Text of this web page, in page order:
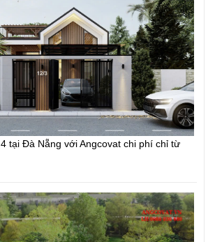
tại Đà Nẵng với Angcovat chi phí chỉ từ